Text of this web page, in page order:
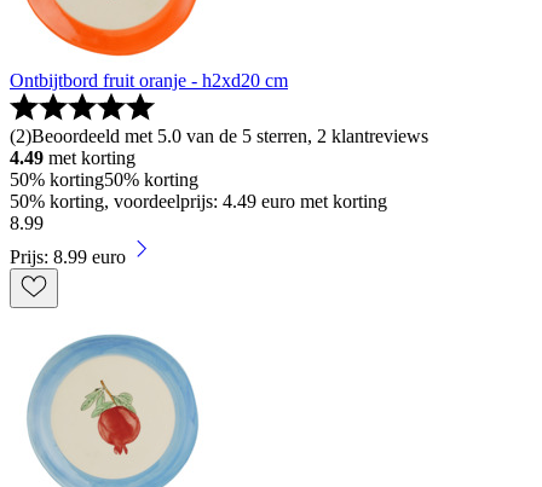
Ontbijtbord fruit oranje - h2xd20 cm
(2)Beoordeeld met 5.0 van de 5 sterren, 2 klantreviews
4.49 met korting
50% korting50% korting
50% korting, voordeelprijs: 4.49 euro met korting
8.99
Prijs: 8.99 euro